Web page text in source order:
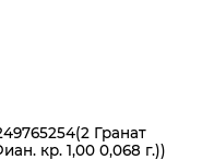
Гранат
кр. 1,00 0,068 г.))